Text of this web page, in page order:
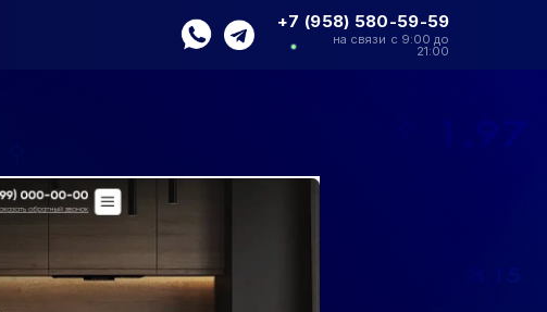
+7 (958) 580-59-59
на связи с 9:00 до
21:00